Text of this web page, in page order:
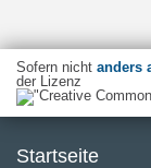
Sofern nicht anders
der Lizenz
Startseite